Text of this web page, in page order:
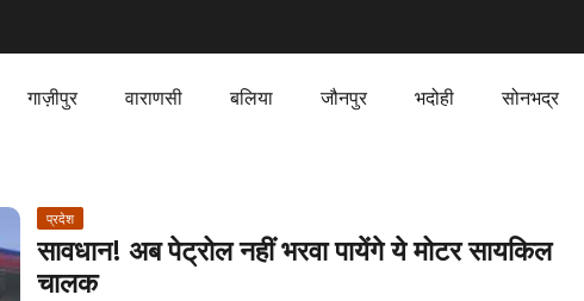
गाज़ीपुर वाराणसी बलिया जौनपुर भदोही सोनभद्र
प्रदेश
सावधान! अब पेट्रोल नहीं भरवा पायेंगे ये मोटर सायकिल
चालक